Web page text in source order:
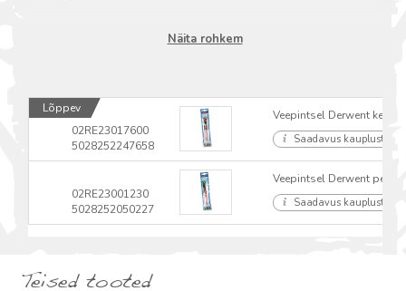
Näita rohkem
Lõppev
02RE23017600
5028252247658
Veepintsel Derwent
Saadavus kauplustes
02RE23001230
5028252050227
Veepintsel Derwent
Saadavus kauplustes
Teised tooted